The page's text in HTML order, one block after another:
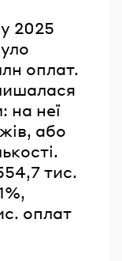
2025
оплат.
на неї
або
тис.
оплат